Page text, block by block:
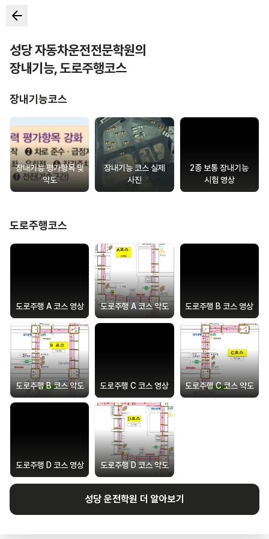
성당 자동차운전전문학원의
장내기능,도로주행코스
장내기능코스
장내기능 평가항목 및
약도
장내기능 코스 실제
사진
2종 보통 장내기능
시험 영상
도로주행코스
도로주행 A 코스 영상 도로주행 A 코스 약도 도로주행 B 코스 영상
도로주행 B 코스 약도 도로주행 C 코스 영상 도로주행 C 코스 약도
도로주행 D 코스 영상 도로주행 D 코스 약도
성당 운전학원 더 알아보기